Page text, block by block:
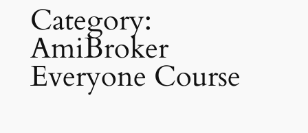
Category:
AmiBroker
Everyone Course